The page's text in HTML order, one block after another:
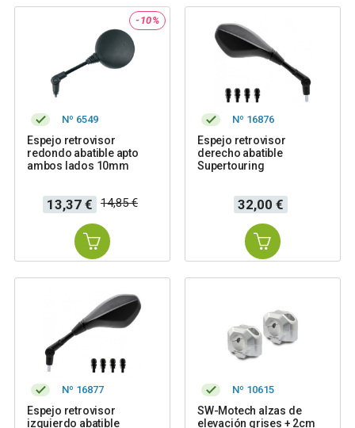
-10%
Nº 6549
Espejo retrovisor
redondo abatible apto
ambos lados 10mm
Precio
13,37 €
Precio
base
14,85 €
Nº 16876
Espejo retrovisor
derecho abatible
Supertouring
Precio
32,00 €
Nº 16877
Espejo retrovisor
izquierdo abatible
Nº 10615
SW-Motech alzas de
elevación grises + 2cm